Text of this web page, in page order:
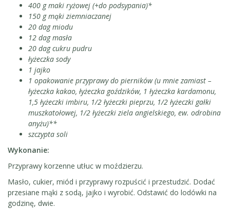
400 g maki ryżowej (+do podsypania)*
150 g mąki ziemniaczanej
20 dag miodu
12 dag masła
20 dag cukru pudru
łyżeczka sody
1 jajko
1 opakowanie przyprawy do pierników (u mnie zamiast –
łyżeczka kakao, łyżeczka goździków, 1 łyżeczka kardamonu,
1,5 łyżeczki imbiru, 1/2 łyżeczki pieprzu, 1/2 łyżeczki gałki
muszkatołowej, 1/2 łyżeczki ziela angielskiego, ew. odrobina
anyżu)**
szczypta soli
Wykonanie:
Przyprawy korzenne utłuc w moździerzu.
Masło, cukier, miód i przyprawy rozpuścić i przestudzić. Dodać
przesiane mąki z sodą, jajko i wyrobić. Odstawić do lodówki na
godzinę, dwie.